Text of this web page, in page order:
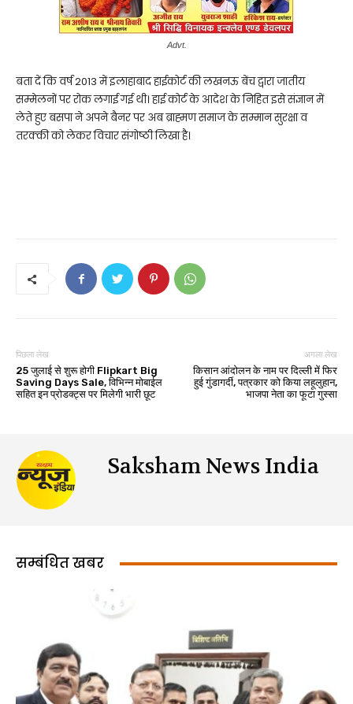
Advt.
बता दें कि वर्ष 2013 में इलाहाबाद हाईकोर्ट की लखनऊ बेंच द्वारा जातीय
सम्मेलनों पर रोक लगाई गई थी। हाई कोर्ट के आदेश के निहित इसे संज्ञान में
लेते हुए बसपा ने अपने बैनर पर अब ब्राह्मण समाज के सम्मान सुरक्षा व
तरक्की को लेकर विचार संगोष्ठी लिखा है।
पिछला लेख
25 जुलाई से शुरू होगी Flipkart Big
Saving Days Sale, विभिन्न मोबाईल
सहित इन प्रोडक्ट्स पर मिलेगी भारी छूट
अगला लेख
किसान आंदोलन के नाम पर दिल्ली में फिर
हुई गुंडागर्दी, पत्रकार को किया लहूलुहान,
भाजपा नेता का फूटा गुस्सा
Saksham News India
सम्बंधित खबर